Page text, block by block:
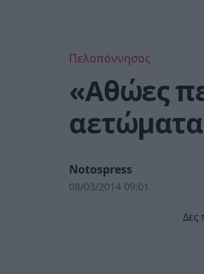
Πελοπόννησος
«Αθώες
Notospress
08/03/2014 09:01
Δες